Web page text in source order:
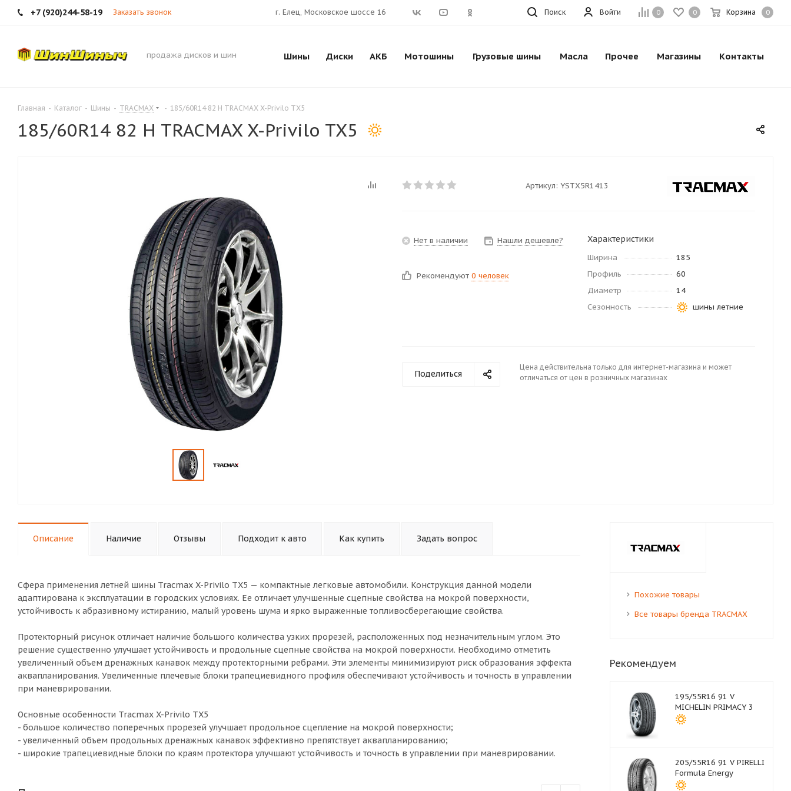
+7 (920)244-58-19 Заказать звонок 0 0 Корзина 0
Войти
г. Елец, Московское шоссе 16 Поиск
продажа дисков и шин Шины Диски АКБ Мотошины Грузовые шины Масла Прочее Магазины Контакты
Главная - Каталог - Шины - TRACMAX - 185/60R14 82 H TRACMAX X-Privilo TX5
185/60R14 82 H TRACMAX X-Privilo TX5
Артикул: YSTX5R1413
Нет в наличии Нашли дешевле?
Рекомендуют 0 человек
Характеристики
Ширина
185
Профиль
60
Диаметр
14
Сезонность
шины летние
Поделиться
Цена действительна только для интернет-магазина и может
отличаться от цен в розничных магазинах
Описание Наличие Отзывы Подходит к авто Как купить Задать вопрос
Сфера применения летней шины Tracmax X-Privilo TX5 — компактные легковые автомобили. Конструкция данной модели
адаптирована к эксплуатации в городских условиях. Ее отличает улучшенные сцепные свойства на мокрой поверхности,
устойчивость к абразивному истиранию, малый уровень шума и ярко выраженные топливосберегающие свойства.
Протекторный рисунок отличает наличие большого количества узких прорезей, расположенных под незначительным углом. Это
решение существенно улучшает устойчивость и продольные сцепные свойства на мокрой поверхности. Необходимо отметить
увеличенный объем дренажных канавок между протекторными ребрами. Эти элементы минимизируют риск образования эффекта
аквапланирования. Увеличенные плечевые блоки трапециевидного профиля обеспечивают устойчивость и точность в управлении
при маневрировании.
Основные особенности Tracmax X-Privilo TX5
- большое количество поперечных прорезей улучшает продольное сцепление на мокрой поверхности;
- увеличенный объем продольных дренажных канавок эффективно препятствует аквапланированию;
- широкие трапециевидные блоки по краям протектора улучшают устойчивость и точность в управлении при маневрировании.
Похожие товары
Все товары бренда TRACMAX
Рекомендуем
195/55R16 91 V
MICHELIN PRIMACY 3
205/55R16 91 V PIRELLI
Formula Energy